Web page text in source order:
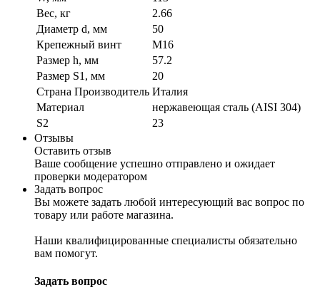
Вес, кг
2.66
Диаметр d, мм
50
Крепежный винт
M16
Размер h, мм
57.2
Размер S1, мм
20
Страна Производитель Италия
Материал
нержавеющая сталь (AISI 304)
S2
23
Отзывы
Оставить отзыв
Ваше сообщение успешно отправлено и ожидает
проверки модератором
Задать вопрос
Вы можете задать любой интересующий вас вопрос по
товару или работе магазина.
Наши квалифицированные специалисты обязательно
вам помогут.
Задать вопрос